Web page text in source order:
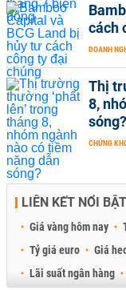
cách
DOANH
Thị
8,
sóng?
CHỨNG
LIÊN KẾT NỔI BẬT
Giá vàng hôm nay
Tỷ giá euro
Giá
Lãi suất ngân hàng